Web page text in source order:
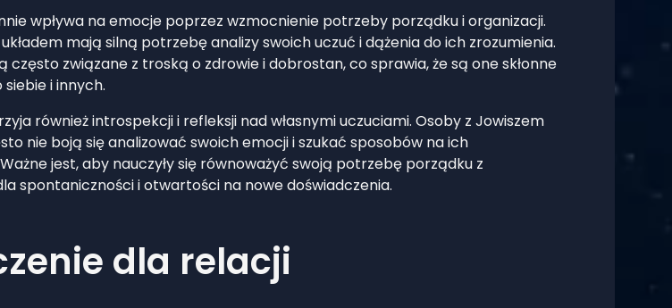
wpływa na emocje poprzez wzmocnienie potrzeby porządku i organizacji.
mają silną potrzebę analizy swoich uczuć i dążenia do ich zrozumienia.
często związane z troską o zdrowie i dobrostan, co sprawia, że są one skłonne
siebie i innych.
również introspekcji i refleksji nad własnymi uczuciami. Osoby z Jowiszem
nie boją się analizować swoich emocji i szukać sposobów na ich
jest, aby nauczyły się równoważyć swoją potrzebę porządku z
spontaniczności i otwartości na nowe doświadczenia.
dla relacji